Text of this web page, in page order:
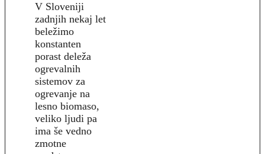
V Sloveniji
zadnjih nekaj let
beležimo
konstanten
porast deleža
ogrevalnih
sistemov za
ogrevanje na
lesno biomaso,
veliko ljudi pa
ima še vedno
zmotne